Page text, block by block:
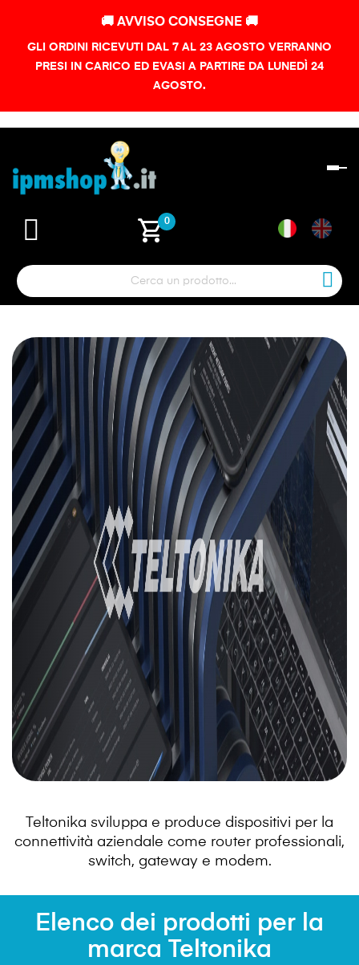
🚚 AVVISO CONSEGNE 🚚
GLI ORDINI RICEVUTI DAL 7 AL 23 AGOSTO VERRANNO
PRESI IN CARICO ED EVASI A PARTIRE DA LUNEDÌ 24
AGOSTO.
shopping_cart0
Teltonika sviluppa e produce dispositivi per la
connettività aziendale come router professionali,
switch, gateway e modem.
Elenco dei prodotti per la
marca Teltonika